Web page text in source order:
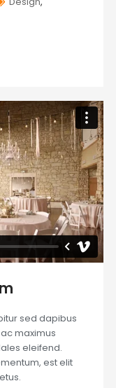
sed dapibus
maximus
eleifend.
est elit